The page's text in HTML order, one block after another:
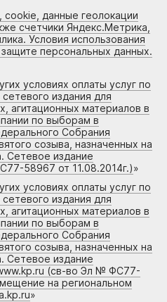
cookie, данные геолокации
счетчики Яндекс.Метрика,
Условия использования
персональных данных.
условиях оплаты услуг по
издания для
агитационных материалов в
по выборам в
Собрания
созыва, назначенных на
Сетевое издание
58967 от 11.08.2014г.)»
условиях оплаты услуг по
издания для
агитационных материалов в
по выборам в
Собрания
созыва, назначенных на
Сетевое издание
(св-во Эл № ФС77-
на региональном
»